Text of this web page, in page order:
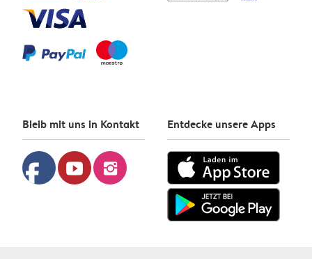
Bleib mit uns in Kontakt
facebook youtube instagram
Entdecke unsere Apps